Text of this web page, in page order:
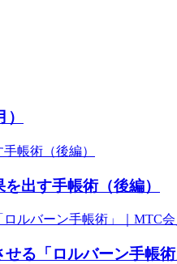
出す手帳術（後編）
せる「ロルバーン手帳